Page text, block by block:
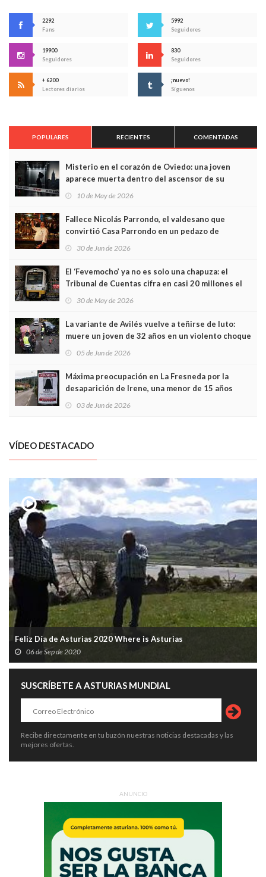
2292
Fans
5992
Seguidores
19900
Seguidores
830
Seguidores
+ 6200
Lectores diarios
¡nuevo!
Síguenos
POPULARES RECIENTES COMENTADAS
Misterio en el corazón de Oviedo: una joven
aparece muerta dentro del ascensor de su
edificio y las cámaras captan sus últimos minutos
10 de May de 2026
Fallece Nicolás Parrondo, el valdesano que
convirtió Casa Parrondo en un pedazo de
Asturias en Madrid
30 de Jun de 2026
El ‘Fevemocho’ ya no es solo una chapuza: el
Tribunal de Cuentas cifra en casi 20 millones el
sobrecoste de los trenes que no cabían por los
30 de May de 2026
La variante de Avilés vuelve a teñirse de luto:
muere un joven de 32 años en un violento choque
frontal
05 de Jun de 2026
Máxima preocupación en La Fresneda por la
desaparición de Irene, una menor de 15 años
03 de Jun de 2026
VÍDEO DESTACADO
Feliz Día de Asturias 2020 Where is Asturias
06 de Sep de 2020
SUSCRÍBETE A ASTURIAS MUNDIAL
Recibe directamente en tu buzón nuestras noticias destacadas y las
mejores ofertas.
ANUNCIO